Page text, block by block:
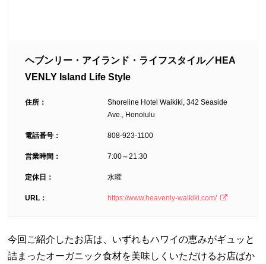
ヘブンリー・アイランド・ライフスタイル／HEA
VENLY Island Life Style
住所：
Shoreline Hotel Waikiki, 342 Seaside
Ave., Honolulu
電話番号： 808-923-1100
営業時間： 7:00～21:30
定休日： 水曜
URL： https://www.heavenly-waikiki.com/
今回ご紹介したお店は、いずれもハワイの恵みがギュッと
詰まったオーガニック食材を美味しくいただけるお店ばか